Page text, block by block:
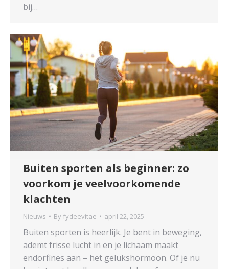
bij…
Buiten sporten als beginner: zo
voorkom je veelvoorkomende
klachten
Nieuws By fydeevitae april 22, 2025
Buiten sporten is heerlijk. Je bent in beweging,
ademt frisse lucht in en je lichaam maakt
endorfines aan – het gelukshormoon. Of je nu